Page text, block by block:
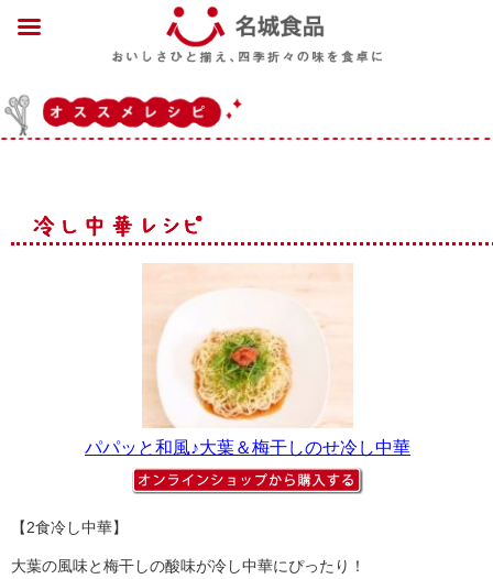
パパッと和風♪大葉＆梅干しのせ冷し中華
【2食冷し中華】
大葉の風味と梅干しの酸味が冷し中華にぴったり！